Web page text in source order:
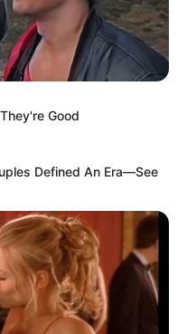
Good
Defined An Era—See